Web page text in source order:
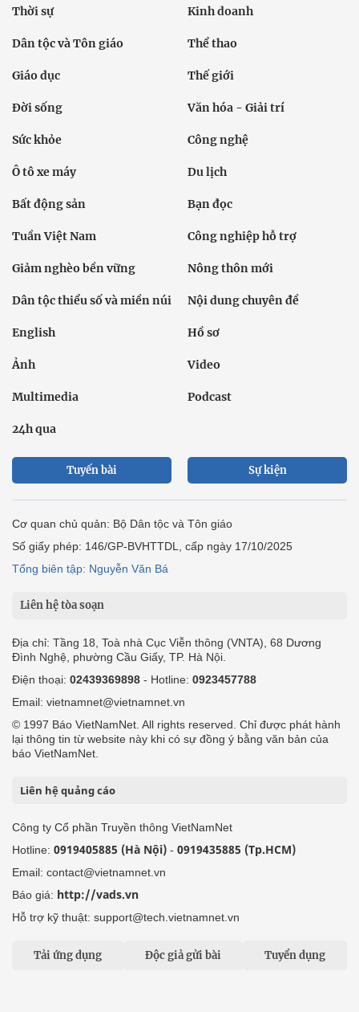
Thời sự Kinh doanh
Dân tộc và Tôn giáo Thể thao
Giáo dục Thế giới
Đời sống Văn hóa - Giải trí
Sức khỏe Công nghệ
Ô tô xe máy Du lịch
Bất động sản Bạn đọc
Tuần Việt Nam Công nghiệp hỗ trợ
Giảm nghèo bền vững Nông thôn mới
Dân tộc thiểu số và miền núi Nội dung chuyên đề
English Hồ sơ
Ảnh Video
Multimedia Podcast
24h qua
Tuyến bài Sự kiện
Cơ quan chủ quản: Bộ Dân tộc và Tôn giáo
Số giấy phép: 146/GP-BVHTTDL, cấp ngày 17/10/2025
Tổng biên tập: Nguyễn Văn Bá
Liên hệ tòa soạn
Địa chỉ: Tầng 18, Toà nhà Cục Viễn thông (VNTA), 68 Dương
Đình Nghệ, phường Cầu Giấy, TP. Hà Nội.
Điện thoại: 02439369898 - Hotline: 0923457788
Email: vietnamnet@vietnamnet.vn
© 1997 Báo VietNamNet. All rights reserved. Chỉ được phát hành
lại thông tin từ website này khi có sự đồng ý bằng văn bản của
báo VietNamNet.
Liên hệ quảng cáo
Công ty Cổ phần Truyền thông VietNamNet
Hotline: 0919405885 (Hà Nội) - 0919435885 (Tp.HCM)
Email: contact@vietnamnet.vn
Báo giá: http://vads.vn
Hỗ trợ kỹ thuật: support@tech.vietnamnet.vn
Tải ứng dụng Độc giả gửi bài Tuyển dụng